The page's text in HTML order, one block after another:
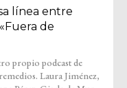
línea entre
de